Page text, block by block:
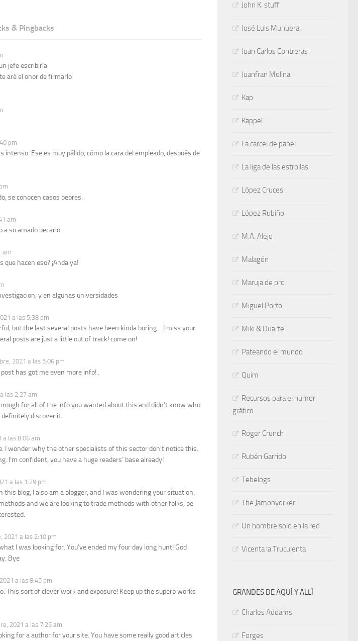
& Pingbacks
jefe escribiría:
aré el onor de firmarlo
pm
intenso. Ese es muy pálido, cómo la cara del empleado, después de
se conocen casos peores.
am
su amado becario.
am
que hacen eso? ¡Anda ya!
y en algunas universidades
a las 5:38 pm
but the last several posts have been kinda boring… I miss your
posts are just a little out of track! come on!
2021 a las 5:06 pm
has got me even more info! .
las 2:27 am
for all of the info you wanted about this and didn’t know who
definitely discover it.
a las 8:06 am
I wonder why the other specialists of this sector don’t notice this.
I’m confident, you have a huge readers’ base already!
a las 1:29 pm
this blog; I also am a blogger, and I was wondering your situation;
and we are looking to trade methods with other folks, be
2021 a las 2:10 pm
I was looking for. You’ve ended my four day long hunt! God
Bye
a las 8:45 pm
This sort of clever work and exposure! Keep up the superb works
2021 a las 7:25 am
for a author for your site. You have some really good articles
John K. stuff
José Luis Munuera
Juan Carlos Contreras
Juanfran Molina
Kap
Kappel
La carcel de papel
La liga de las estrollas
López Cruces
López Rubiño
M.A. Alejo
Malagón
Maruja de pro
Miguel Porto
Miki & Duarte
Pateando el mundo
Quim
Recursos para el humor
gráfico
Roger Crunch
Rubén Garrido
Tebelogs
The Jamonyorker
Un hombre solo en la red
Vicenta la Truculenta
GRANDES DE AQUÍ Y ALLÍ
Charles Addams
Forges